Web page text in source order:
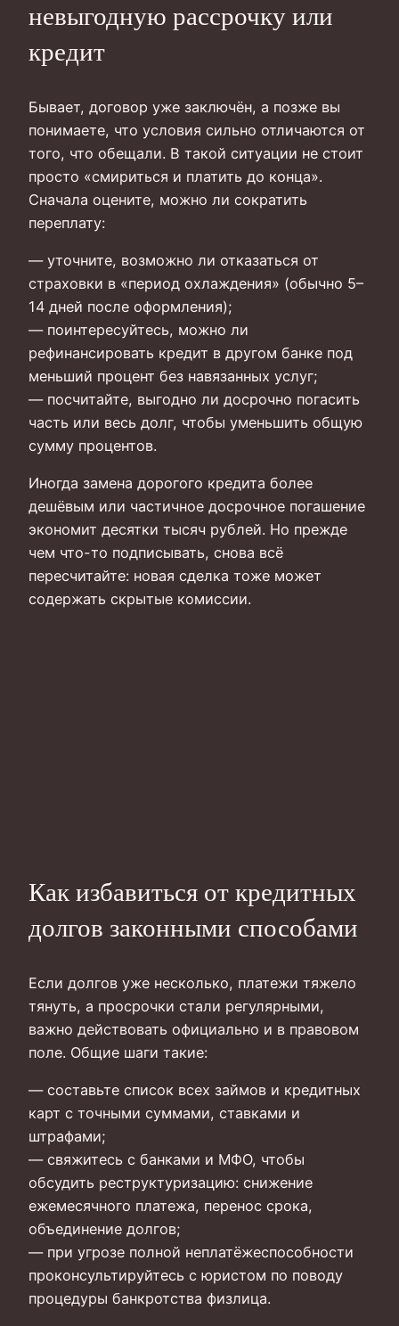
невыгодную рассрочку или
кредит
Бывает, договор уже заключён, а позже вы
понимаете, что условия сильно отличаются от
того, что обещали. В такой ситуации не стоит
просто «смириться и платить до конца».
Сначала оцените, можно ли сократить
переплату:
— уточните, возможно ли отказаться от
страховки в «период охлаждения» (обычно 5–
14 дней после оформления);
— поинтересуйтесь, можно ли
рефинансировать кредит в другом банке под
меньший процент без навязанных услуг;
— посчитайте, выгодно ли досрочно погасить
часть или весь долг, чтобы уменьшить общую
сумму процентов.
Иногда замена дорогого кредита более
дешёвым или частичное досрочное погашение
экономит десятки тысяч рублей. Но прежде
чем что-то подписывать, снова всё
пересчитайте: новая сделка тоже может
содержать скрытые комиссии.
Как избавиться от кредитных
долгов законными способами
Если долгов уже несколько, платежи тяжело
тянуть, а просрочки стали регулярными,
важно действовать официально и в правовом
поле. Общие шаги такие:
— составьте список всех займов и кредитных
карт с точными суммами, ставками и
штрафами;
— свяжитесь с банками и МФО, чтобы
обсудить реструктуризацию: снижение
ежемесячного платежа, перенос срока,
объединение долгов;
— при угрозе полной неплатёжеспособности
проконсультируйтесь с юристом по поводу
процедуры банкротства физлица.